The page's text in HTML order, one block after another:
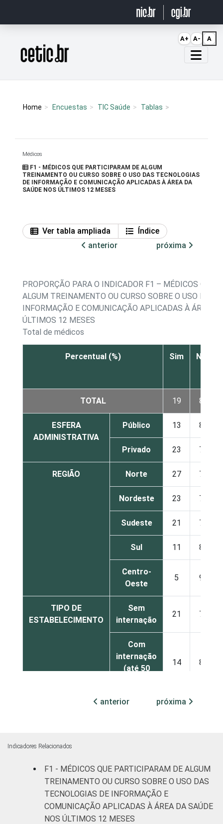
Página inicial
Home Encuestas TIC Saúde Tablas
Médicos
F1 - MÉDICOS QUE PARTICIPARAM DE ALGUM
TREINAMENTO OU CURSO SOBRE O USO DAS TECNOLOGIAS
DE INFORMAÇÃO E COMUNICAÇÃO APLICADAS À ÁREA DA
SAÚDE NOS ÚLTIMOS 12 MESES
Ver tabla ampliada
Índice
anterior
próxima
PROPORÇÃO PARA O INDICADOR F1 – MÉDICOS QUE
ALGUM TREINAMENTO OU CURSO SOBRE O USO DAS
INFORMAÇÃO E COMUNICAÇÃO APLICADAS À ÁREA
ÚLTIMOS 12 MESES
Total de médicos
Percentual (%) Sim Não
TOTAL 19 81
ESFERA
ADMINISTRATIVA
Público 13 86
Privado 23 77
REGIÃO Norte 27 73
Nordeste 23 77
Sudeste 21 79
Sul 11 89
Centro-
Oeste
5 95
TIPO DE
ESTABELECIMENTO
Sem
internação
21 79
Com
internação
(até 50
14 86
Com
IDENTIFICAÇÃO DE
UNIDADE BÁSICA
DE SAÚDE Pública
UBS 12 88
Não UBS
FAIXA ETÁRIA
Até 35
anterior próxima
Indicadores Relacionados
F1 - MÉDICOS QUE PARTICIPARAM DE ALGUM
TREINAMENTO OU CURSO SOBRE O USO DAS
TECNOLOGIAS DE INFORMAÇÃO E
COMUNICAÇÃO APLICADAS À ÁREA DA SAÚDE
NOS ÚLTIMOS 12 MESES
A+ A- A